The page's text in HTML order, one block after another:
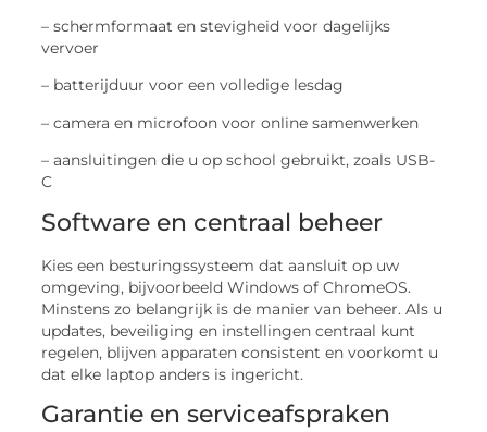
– schermformaat en stevigheid voor dagelijks
vervoer
– batterijduur voor een volledige lesdag
– camera en microfoon voor online samenwerken
– aansluitingen die u op school gebruikt, zoals USB-
C
Software en centraal beheer
Kies een besturingssysteem dat aansluit op uw
omgeving, bijvoorbeeld Windows of ChromeOS.
Minstens zo belangrijk is de manier van beheer. Als u
updates, beveiliging en instellingen centraal kunt
regelen, blijven apparaten consistent en voorkomt u
dat elke laptop anders is ingericht.
Garantie en serviceafspraken